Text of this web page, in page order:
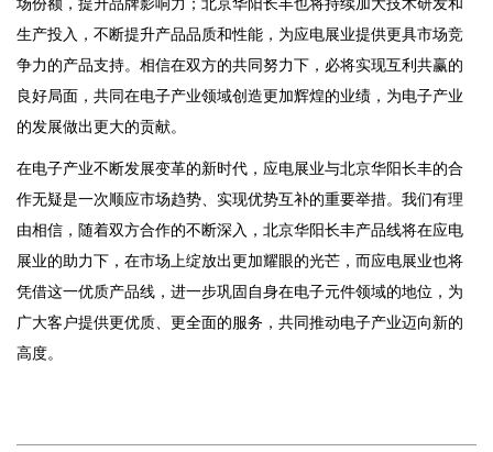
场份额，提升品牌影响力；北京华阳长丰也将持续加大技术研发和
生产投入，不断提升产品品质和性能，为应电展业提供更具市场竞
争力的产品支持。相信在双方的共同努力下，必将实现互利共赢的
良好局面，共同在电子产业领域创造更加辉煌的业绩，为电子产业
的发展做出更大的贡献。
在电子产业不断发展变革的新时代，应电展业与北京华阳长丰的合
作无疑是一次顺应市场趋势、实现优势互补的重要举措。我们有理
由相信，随着双方合作的不断深入，北京华阳长丰产品线将在应电
展业的助力下，在市场上绽放出更加耀眼的光芒，而应电展业也将
凭借这一优质产品线，进一步巩固自身在电子元件领域的地位，为
广大客户提供更优质、更全面的服务，共同推动电子产业迈向新的
高度。